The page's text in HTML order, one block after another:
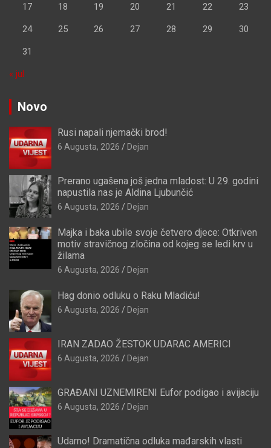
17 18 19 20 21 22 23
24 25 26 27 28 29 30
31
« jul
Novo
Rusi napali njemački brod!
6 Augusta, 2026 Dejan
Prerano ugašena još jedna mladost: U 29. godini
napustila nas je Aldina Ljubunčić
6 Augusta, 2026 Dejan
Majka i baka ubile svoje četvero djece: Otkriven
motiv stravičnog zločina od kojeg se ledi krv u
žilama
6 Augusta, 2026 Dejan
Hag donio odluku o Raku Mladiću!
6 Augusta, 2026 Dejan
IRAN ZADAO ŽESTOK UDARAC AMERICI
6 Augusta, 2026 Dejan
GRAĐANI UZNEMIRENI Eufor podigao i avijaciju
6 Augusta, 2026 Dejan
Udarno! Dramatična odluka mađarskih vlasti